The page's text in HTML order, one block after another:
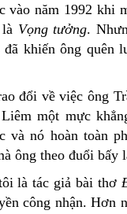
vào năm 1992 khi
Vọng tưởng.
đã khiến ông quên
đổi về việc ông
một mực
và nó hoàn toàn
ông theo đuổi bấy
là tác giả bài thơ
công nhận. Hơn